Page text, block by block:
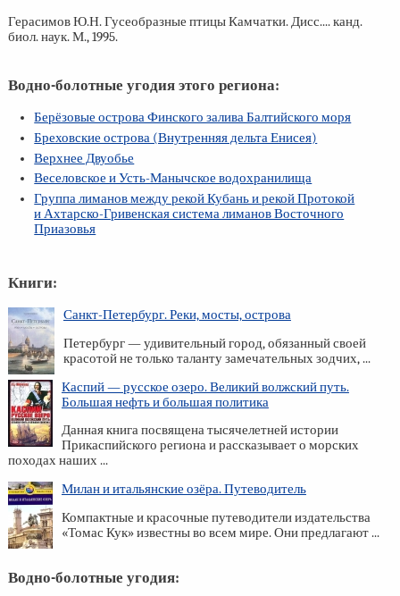
Герасимов Ю.Н. Гусеобразные птицы Камчатки. Дисс.... канд.
биол. наук. М., 1995.
Водно-болотные угодия этого региона:
Берёзовые острова Финского залива Балтийского моря
Бреховские острова (Внутренняя дельта Енисея)
Верхнее Двуобье
Веселовское и Усть-Манычское водохранилища
Группа лиманов между рекой Кубань и рекой Протокой
и Ахтарско-Гривенская система лиманов Восточного
Приазовья
Книги:
Санкт-Петербург. Реки, мосты, острова
Петербург — удивительный город, обязанный своей
красотой не только таланту замечательных зодчих, ...
Каспий — русское озеро. Великий волжский путь.
Большая нефть и большая политика
Данная книга посвящена тысячелетней истории
Прикаспийского региона и рассказывает о морских
походах наших ...
Милан и итальянские озёра. Путеводитель
Компактные и красочные путеводители издательства
«Томас Кук» известны во всем мире. Они предлагают ...
Водно-болотные угодия: